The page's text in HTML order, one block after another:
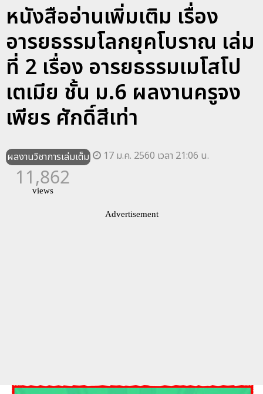
หนังสืออ่านเพิ่มเติม เรื่อง
อารยธรรมโลกยุคโบราณ เล่ม
ที่ 2 เรื่อง อารยธรรมเมโสโป
เตเมีย ชั้น ม.6 ผลงานครูจง
เพียร ศักดิ์สีเท่า
ผลงานวิชาการเล่มเต็ม 17 ม.ค. 2560 เวลา 21:06 น.
11,862
views
Advertisement